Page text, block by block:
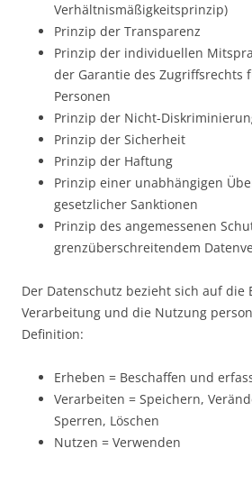
Verhältnismäßigkeitsprinzip)
Prinzip der Transparenz
Prinzip der individuellen
der Garantie des Zugriffsrechts
Personen
Prinzip der Nicht-
Prinzip der Sicherheit
Prinzip der Haftung
Prinzip einer unabhängigen
gesetzlicher Sanktionen
Prinzip des angemessenen
grenzüberschreitendem
Der Datenschutz bezieht sich auf die
Verarbeitung und die Nutzung
Definition:
Erheben = Beschaffen und
Verarbeiten = Speichern,
Sperren, Löschen
Nutzen = Verwenden